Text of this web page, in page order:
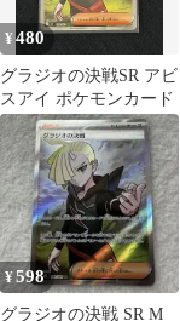
¥480
グラジオの決戦SR アビ
スアイ ポケモンカード
¥598
グラジオの決戦 SR M